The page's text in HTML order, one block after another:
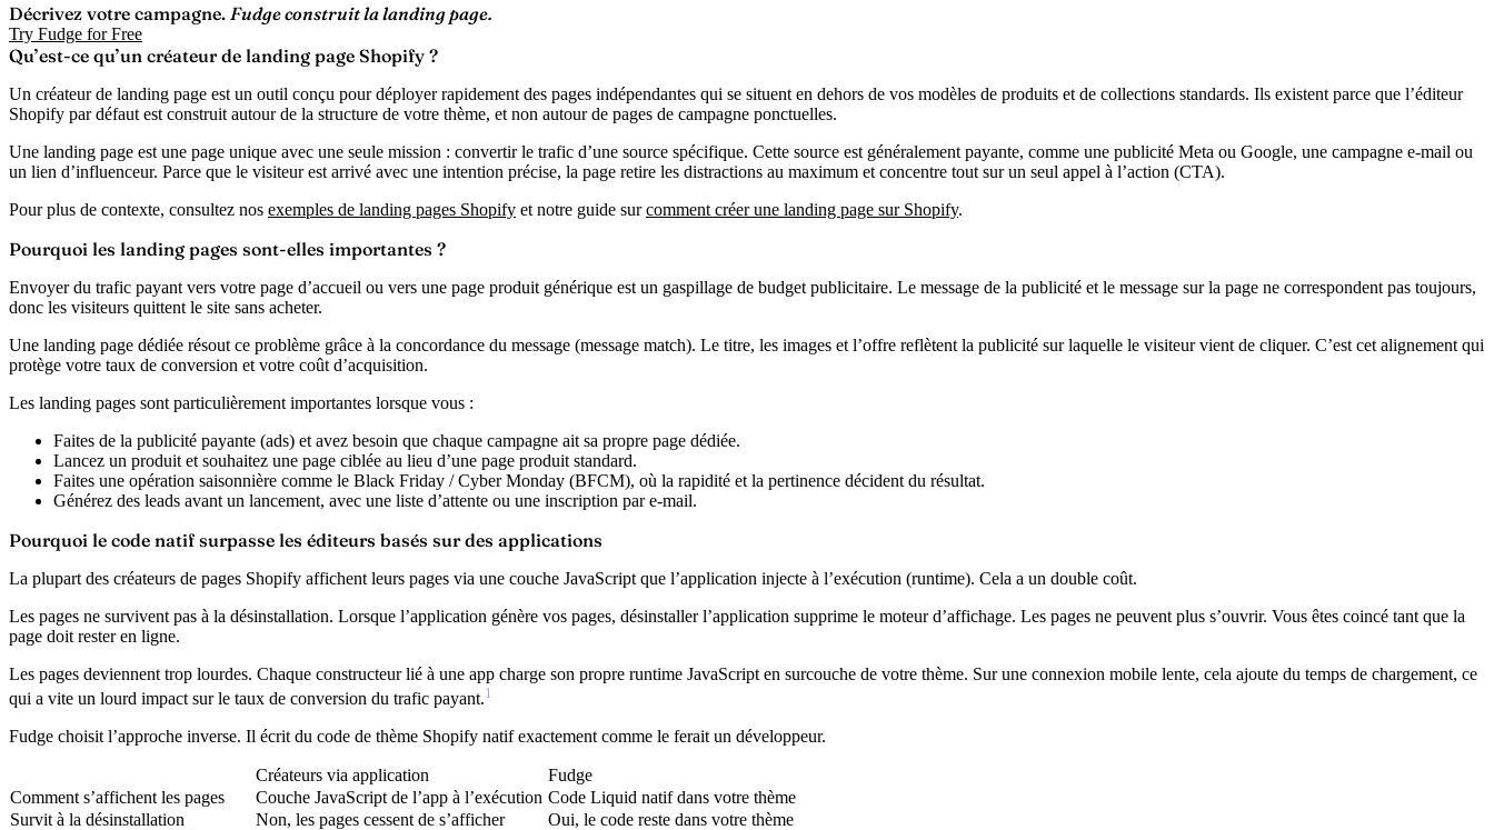
Décrivez votre campagne. Fudge construit la landing page.
Try Fudge for Free
Qu’est-ce qu’un créateur de landing page Shopify ?
Un créateur de landing page est un outil conçu pour déployer rapidement des pages indépendantes qui se situent en dehors de vos modèles de produits et de collections standards. Ils existent parce que l’éditeur
Shopify par défaut est construit autour de la structure de votre thème, et non autour de pages de campagne ponctuelles.
Une landing page est une page unique avec une seule mission : convertir le trafic d’une source spécifique. Cette source est généralement payante, comme une publicité Meta ou Google, une campagne e-mail ou
un lien d’influenceur. Parce que le visiteur est arrivé avec une intention précise, la page retire les distractions au maximum et concentre tout sur un seul appel à l’action (CTA).
Pour plus de contexte, consultez nos exemples de landing pages Shopify et notre guide surcomment créer une landing page sur Shopify.
Pourquoi les landing pages sont-elles importantes ?
Envoyer du trafic payant vers votre page d’accueil ou vers une page produit générique est un gaspillage de budget publicitaire. Le message de la publicité et le message sur la page ne correspondent pas toujours,
donc les visiteurs quittent le site sans acheter.
Une landing page dédiée résout ce problème grâce à la concordance du message (message match). Le titre, les images et l’offre reflètent la publicité sur laquelle le visiteur vient de cliquer. C’est cet alignement qui
protège votre taux de conversion et votre coût d’acquisition.
Les landing pages sont particulièrement importantes lorsque vous :
Faites de la publicité payante (ads) et avez besoin que chaque campagne ait sa propre page dédiée.
Lancez un produit et souhaitez une page ciblée au lieu d’une page produit standard.
Faites une opération saisonnière comme le Black Friday / Cyber Monday (BFCM), où la rapidité et la pertinence décident du résultat.
Générez des leads avant un lancement, avec une liste d’attente ou une inscription par e-mail.
Pourquoi le code natif surpasse les éditeurs basés sur des applications
La plupart des créateurs de pages Shopify affichent leurs pages via une couche JavaScript que l’application injecte à l’exécution (runtime). Cela a un double coût.
Les pages ne survivent pas à la désinstallation. Lorsque l’application génère vos pages, désinstaller l’application supprime le moteur d’affichage. Les pages ne peuvent plus s’ouvrir. Vous êtes coincé tant que la
page doit rester en ligne.
Les pages deviennent trop lourdes. Chaque constructeur lié à une app charge son propre runtime JavaScript en surcouche de votre thème. Sur une connexion mobile lente, cela ajoute du temps de chargement, ce
qui a vite un lourd impact sur le taux de conversion du trafic payant.1
Fudge choisit l’approche inverse. Il écrit du code de thème Shopify natifexactement comme le ferait un développeur.
Créateurs via application
Fudge
Comment s’affichent les pages
Couche JavaScript de l’app à l’exécution Code Liquid natif dans votre thème
Survit à la désinstallation
Non, les pages cessent de s’afficher
Oui, le code reste dans votre thème